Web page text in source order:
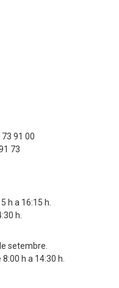
91 00
73
h a 16:15 h.
h.
setembre.
h a 14:30 h.